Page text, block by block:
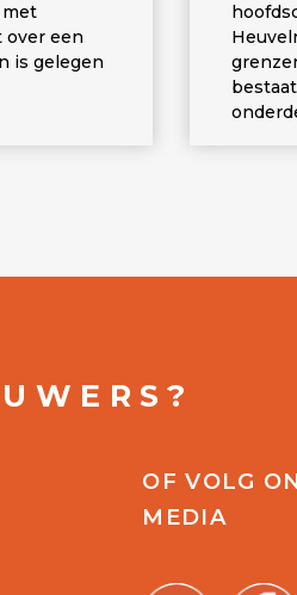
een
is gelegen
OF VOLG
MEDIA